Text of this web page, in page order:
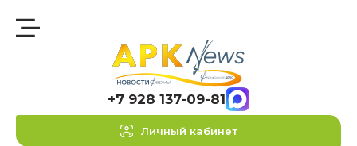
+7 928 137-09-81
Личный кабинет